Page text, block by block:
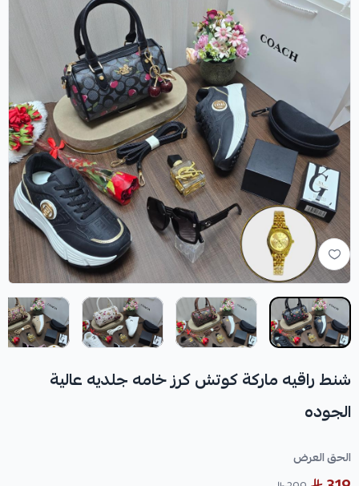
شنط راقيه ماركة كوتش كرز خامه جلديه عالية
الجوده
الحق العرض